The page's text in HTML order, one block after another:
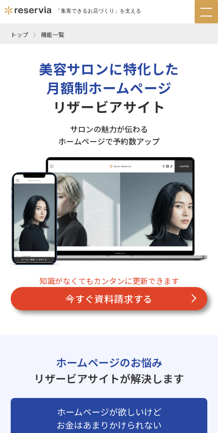
「集客できるお店づくり」を支える
トップ 機能一覧
美容サロンに特化した
月額制ホームページ
リザービアサイト
サロンの魅力が伝わる
ホームページで予約数アップ
知識がなくてもカンタンに更新できます
今すぐ資料請求する
ホームページのお悩み
リザービアサイトが解決します
ホームページが欲しいけど
お金はあまりかけられない